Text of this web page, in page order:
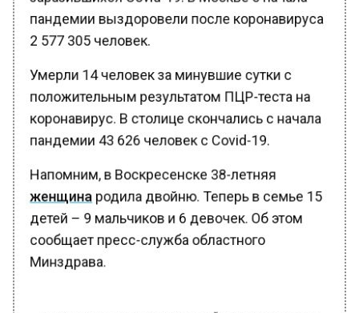
пандемии выздоровели после коронавируса
2 577 305 человек.
Умерли 14 человек за минувшие сутки с
положительным результатом ПЦР-теста на
коронавирус. В столице скончались с начала
пандемии 43 626 человек с Covid-19.
Напомним, в Воскресенске 38-летняя
женщинародила двойню. Теперь в семье 15
детей – 9 мальчиков и 6 девочек. Об этом
сообщает пресс-служба областного
Минздрава.